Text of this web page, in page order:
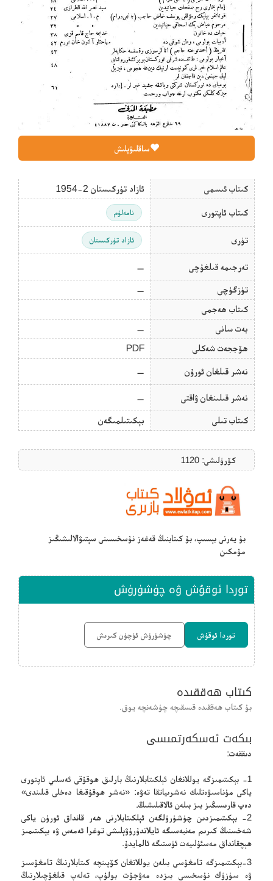
ساقلىۋېلىش
كىتاب ئىسمى ئازاد تۈركىستان 2-1954
كىتاب ئاپتورى نامەلۇم
تۈرى ئازاد تۈركىستان
تەرجىمە قىلغۇچى —
تۈزگۈچى
—
كىتاب ھەجمى
بەت سانى
—
ھۆججەت شەكلى
PDF
نەشر قىلغان ئورۇن —
نەشر قىلىنغان ۋاقتى —
كىتاب تىلى بېكىتىلمىگەن
كۆرۈلىشى: 1120
بۇ يەرنى بېسىپ، بۇ كىتابنىڭ قەغەز نۇسخىسىنى سېتىۋالالىشىڭىز
مۇمكىن
توردا ئوقۇش ۋە چۈشۈرۈش
توردا ئوقۇش چۈشۈرۈش ئۈچۈن كىرىش
كىتاب ھەققىدە
بۇ كىتاب ھەققىدە قىسقىچە چۈشەنچە يوق.
بىكەت ئەسكەرتمىسى
دىققەت:
1- بېكىتىمىزگە يوللانغان ئېلكىتابلارنىڭ بارلىق ھوقۇقى ئەسلىي ئاپتورى
ياكى مۇناسىۋەتلىك نەشرىياتقا تەۋە: «نەشر ھوقۇقىغا دەخلى قىلىندى»
دەپ قارىسىڭىز بىز بىلەن ئالاقىلىشىڭ.
2- بېكىتىمىزدىن چۈشۈرۈلگەن ئېلكىتابلارنى ھەر قانداق ئورۇن ياكى
شەخسنىڭ كىرىم مەنبەسىگە ئايلاندۇرۇۋېلىشى توغرا ئەمەس ۋە بېكىتىمىز
ھېچقانداق مەسئۇلىيەت ئۈستىگە ئالمايدۇ.
3-بېكىتىمىزگە تامغۇسى بىلەن يوللانغان كۆپىنچە كىتابلارنىڭ تامغۇسىز
ۋە سۈزۈك نۇسخىسى بىزدە مەۋجۇت بولۇپ، تەلەپ قىلغۇچىلارنىڭ